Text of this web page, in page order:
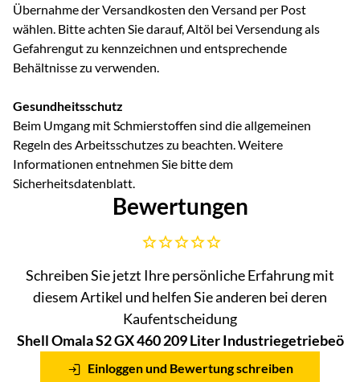
Übernahme der Versandkosten den Versand per Post
wählen. Bitte achten Sie darauf, Altöl bei Versendung als
Gefahrengut zu kennzeichnen und entsprechende
Behältnisse zu verwenden.
Gesundheitsschutz
Beim Umgang mit Schmierstoffen sind die allgemeinen
Regeln des Arbeitsschutzes zu beachten. Weitere
Informationen entnehmen Sie bitte dem
Sicherheitsdatenblatt.
Bewertungen
Noch keine Bewertungen abgegeben
Schreiben Sie jetzt Ihre persönliche Erfahrung mit
diesem Artikel und helfen Sie anderen bei deren
Kaufentscheidung
Shell Omala S2 GX 460 209 Liter Industriegetriebeö
Einloggen und Bewertung schreiben